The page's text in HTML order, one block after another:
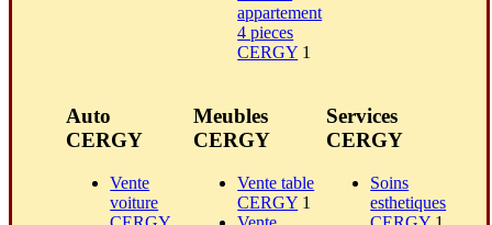
appartement
4 pieces
CERGY 1
Auto
CERGY
Vente
voiture
Meubles
CERGY
Vente table
CERGY 1
Services
CERGY
Soins
esthetiques